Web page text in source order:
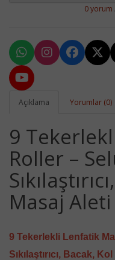
0 yorum
Açıklama Yorumlar (0)
9
Roller –
Masaj Aleti
9 Tekerlekli Lenfatik
Sıkılaştırıcı, Bacak,